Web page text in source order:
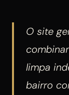
O site
limpa
bairro